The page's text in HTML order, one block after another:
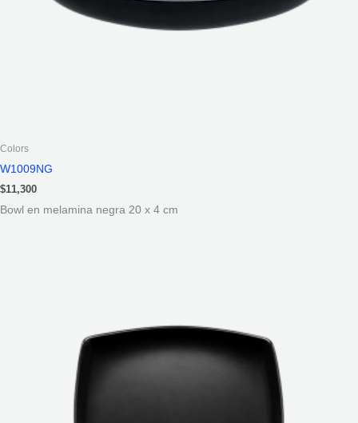
Colors
W1009NG
$11,300
Bowl en melamina negra 20 x 4 cm